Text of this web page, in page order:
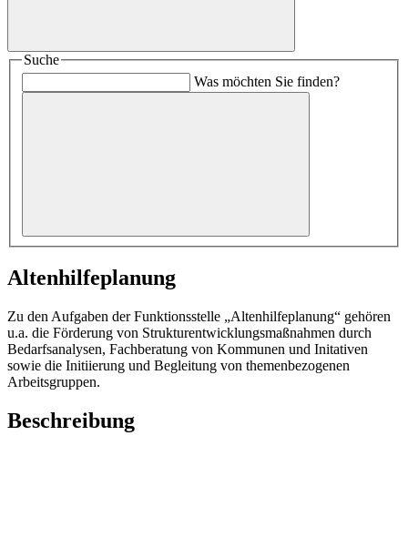
Suche
Was möchten Sie finden?
Altenhilfeplanung
Zu den Aufgaben der Funktionsstelle „Altenhilfeplanung“ gehören
u.a. die Förderung von Strukturentwicklungsmaßnahmen durch
Bedarfsanalysen, Fachberatung von Kommunen und Initativen
sowie die Initiierung und Begleitung von themenbezogenen
Arbeitsgruppen.
Beschreibung